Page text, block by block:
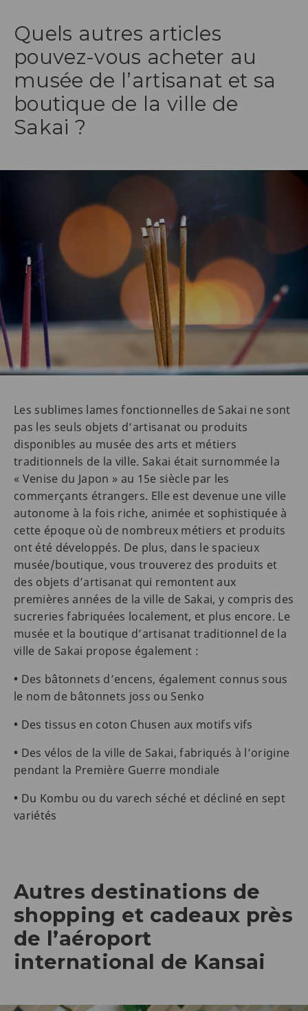
Quels autres articles
pouvez-vous acheter au
musée de l’artisanat et sa
boutique de la ville de
Sakai ?
Les sublimes lames fonctionnelles de Sakai ne sont
pas les seuls objets d’artisanat ou produits
disponibles au musée des arts et métiers
traditionnels de la ville. Sakai était surnommée la
« Venise du Japon » au 15e siècle par les
commerçants étrangers. Elle est devenue une ville
autonome à la fois riche, animée et sophistiquée à
cette époque où de nombreux métiers et produits
ont été développés. De plus, dans le spacieux
musée/boutique, vous trouverez des produits et
des objets d’artisanat qui remontent aux
premières années de la ville de Sakai, y compris des
sucreries fabriquées localement, et plus encore. Le
musée et la boutique d’artisanat traditionnel de la
ville de Sakai propose également :
• Des bâtonnets d’encens, également connus sous
le nom de bâtonnets joss ou Senko
• Des tissus en coton Chusen aux motifs vifs
• Des vélos de la ville de Sakai, fabriqués à l’origine
pendant la Première Guerre mondiale
• Du Kombu ou du varech séché et décliné en sept
variétés
Autres destinations de
shopping et cadeaux près
de l’aéroport
international de Kansai